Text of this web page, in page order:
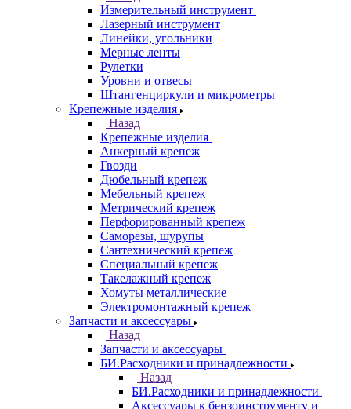
Измерительный инструмент
Лазерный инструмент
Линейки, угольники
Мерные ленты
Рулетки
Уровни и отвесы
Штангенциркули и микрометры
Крепежные изделия
Назад
Крепежные изделия
Анкерный крепеж
Гвозди
Дюбельный крепеж
Мебельный крепеж
Метрический крепеж
Перфорированный крепеж
Саморезы, шурупы
Сантехнический крепеж
Специальный крепеж
Такелажный крепеж
Хомуты металлические
Электромонтажный крепеж
Запчасти и аксессуары
Назад
Запчасти и аксессуары
БИ.Расходники и принадлежности
Назад
БИ.Расходники и принадлежности
Аксессуары к бензоинструменту и